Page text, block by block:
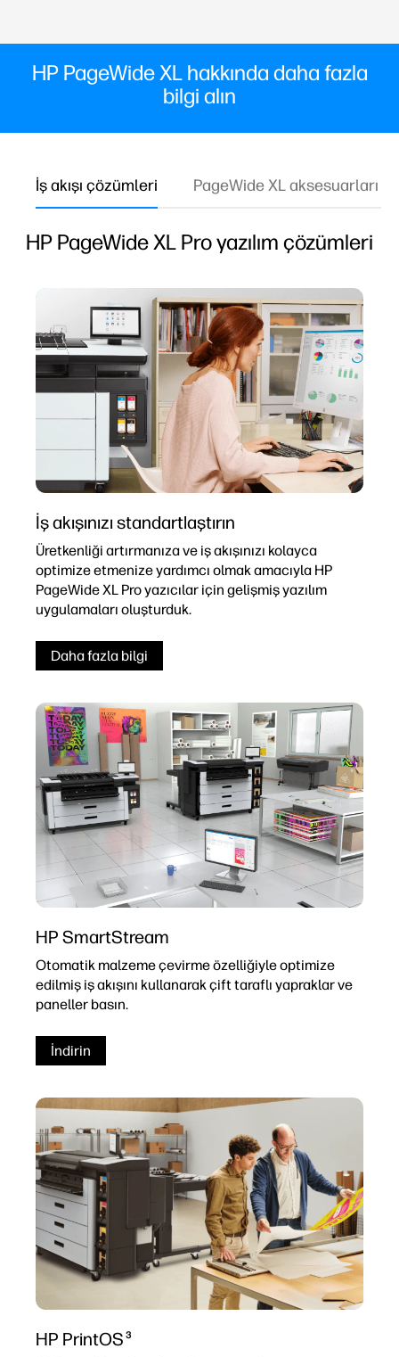
HP PageWide XL hakkında daha fazla
bilgi alın
İş akışı çözümleri PageWide XL aksesuarları
HP PageWide XL Pro yazılım çözümleri
İş akışınızı standartlaştırın
Üretkenliği artırmanıza ve iş akışınızı kolayca
optimize etmenize yardımcı olmak amacıyla HP
PageWide XL Pro yazıcılar için gelişmiş yazılım
uygulamaları oluşturduk.
Daha fazla bilgi
HP SmartStream
Otomatik malzeme çevirme özelliğiyle optimize
edilmiş iş akışını kullanarak çift taraflı yapraklar ve
paneller basın.
İndirin
HP PrintOS 3